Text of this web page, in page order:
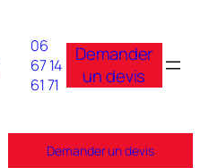
Demander
un devis
06
67 14
61 71
Demander un devis